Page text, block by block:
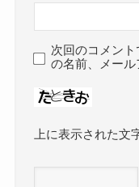
次回のコメン
の名前、メール
上に表示された文